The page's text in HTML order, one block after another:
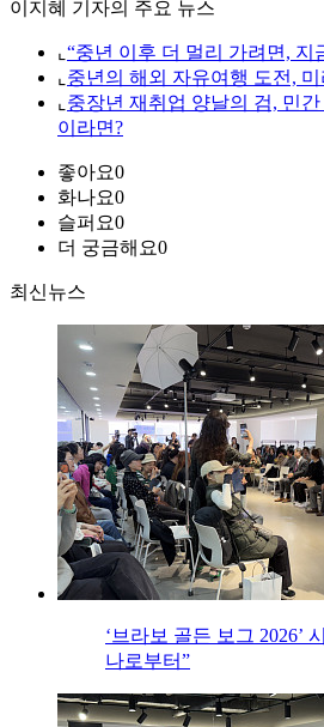
이지혜 기자의 주요 뉴스
⌞ “중년 이후 더 멀리 가려면, 지
⌞ 중년의 해외 자유여행 도전,
⌞ 중장년 재취업 양날의 검, 민
이라면?
좋아요0
화나요0
슬퍼요0
더 궁금해요0
최신뉴스
‘브라보 골든 보그 2026’
나로부터”